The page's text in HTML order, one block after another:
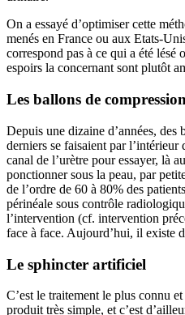
On a essayé d’optimiser cette
menés en France ou aux Etats-
correspond pas à ce qui a été lésé
espoirs la concernant sont plutôt
Les ballons de compression
Depuis une dizaine d’années,
derniers se faisaient par l’intérieur
canal de l’urètre pour essayer, là
ponctionner sous la peau, par
de l’ordre de 60 à 80% des
périnéale sous contrôle
l’intervention (cf. intervention
face à face. Aujourd’hui, il existe
Le sphincter artificiel
C’est le traitement le plus connu
produit très simple, et c’est